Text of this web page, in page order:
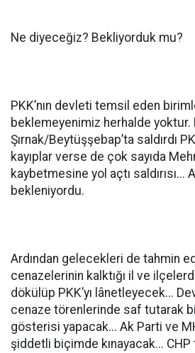
Ne diyeceğiz? Bekliyorduk mu?
PKK’nın devleti temsil eden
beklemeyenimiz herhalde yoktur.
Şırnak/Beytüşşebap’ta saldırdı
kayıplar verse de çok sayıda
kaybetmesine yol açtı saldırısı...
bekleniyordu.
Ardından gelecekleri de tahmin
cenazelerinin kalktığı il ve
dökülüp PKK’yı lânetleyecek...
cenaze törenlerinde saf tutarak
gösterisi yapacak... Ak Parti ve
şiddetli biçimde kınayacak... CHP